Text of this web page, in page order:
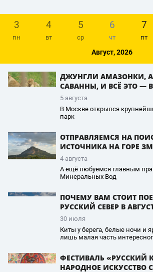
3
пн
4
вт
5
ср
6
чт
7
пт
Август, 2026
ДЖУНГЛИ АМАЗОНКИ,
САВАННЫ, И ВСЁ ЭТО —
5 августа
В Москве открылся
парк
ОТПРАВЛЯЕМСЯ НА
ИСТОЧНИКА НА ГОРЕ
4 августа
А ещё любуемся главным
Минеральных Вод
ПОЧЕМУ ВАМ СТОИТ
РУССКИЙ СЕВЕР В
30 июля
Киты у берега, белые ночи и
лишь малая часть
ФЕСТИВАЛЬ «РУССКИЙ
НАРОДНОЕ ИСКУССТВО